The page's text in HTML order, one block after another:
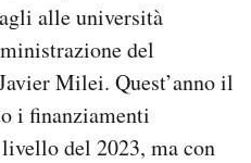
alle università
del
Milei. Quest’anno il
i finanziamenti
del 2023, ma con